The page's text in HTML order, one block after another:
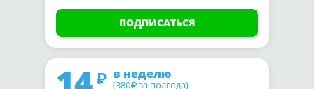
ПОДПИСАТЬСЯ
в неделю
(380₽ за полгода)